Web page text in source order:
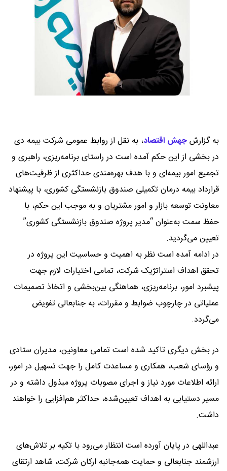
به گزارشجهش اقتصاد، به نقل از روابط عمومی شرکت بیمه دی
در بخشی از این حکم آمده است در راستای برنامه‌ریزی، راهبری و
تجمیع امور بیمه‌ای و با هدف بهره‌مندی حداکثری از ظرفیت‌های
قرارداد بیمه درمان تکمیلی صندوق بازنشستگی کشوری، با پیشنهاد
معاونت توسعه بازار و امور مشتریان و به موجب این حکم، با
حفظ سمت به‌عنوان “مدیر پروژه صندوق بازنشستگی کشوری”
تعیین می‌گردید.
در ادامه آمده است نظر به اهمیت و حساسیت این پروژه در
تحقق اهداف استراتژیک شرکت، تمامی اختیارات لازم جهت
پیشبرد امور، برنامه‌ریزی، هماهنگی بین‌بخشی و اتخاذ تصمیمات
عملیاتی در چارچوب ضوابط و مقررات، به جنابعالی تفویض
می‌گردد.
در بخش دیگری تاکید شده است تمامی معاونین، مدیران ستادی
و رؤسای شعب، همکاری و مساعدت کامل را جهت تسهیل در امور،
ارائه اطلاعات مورد نیاز و اجرای مصوبات پروژه مبذول داشته و در
مسیر دستیابی به اهداف تعیین‌شده، حداکثر هم‌افزایی را خواهند
داشت.
عبداللهی در پایان آورده است انتظار می‌رود با تکیه بر تلاش‌های
ارزشمند جنابعالی و حمایت همه‌جانبه ارکان شرکت، شاهد ارتقای